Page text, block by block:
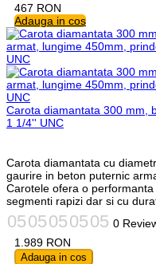
467 RON
Adauga in cos
Carota diamantata 300 mm,
1 1/4'' UNC
Carota diamantata cu
gaurire in beton puternic
Carotele ofera o
segmenti rapizi dar si cu
0
1.989 RON
Adauga in cos